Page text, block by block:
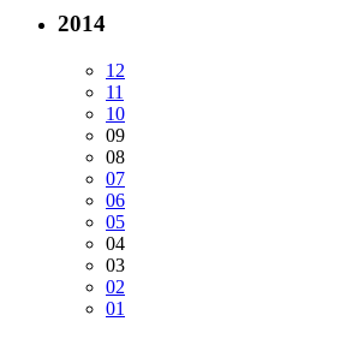
2014
12
11
10
09
08
07
06
05
04
03
02
01